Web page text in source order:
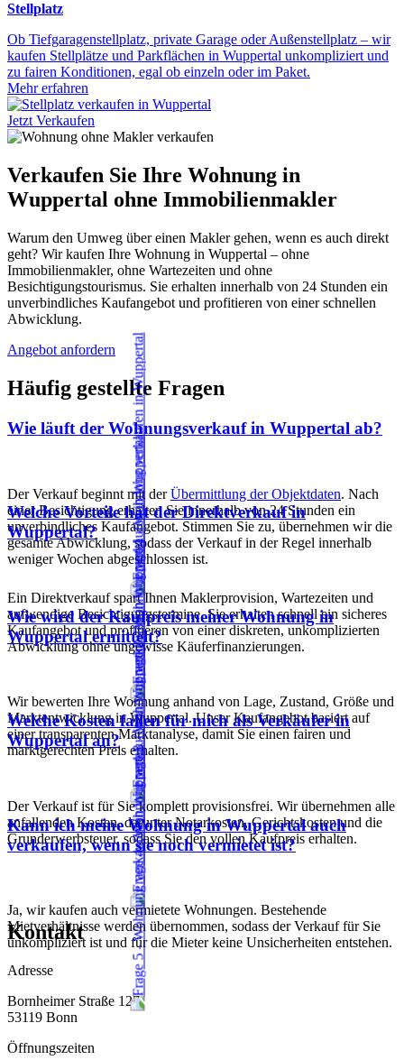
Stellplatz
Ob Tiefgaragenstellplatz, private Garage oder Außenstellplatz – wir
kaufen Stellplätze und Parkflächen in Wuppertal unkompliziert und
zu fairen Konditionen, egal ob einzeln oder im Paket.
Mehr erfahren
Jetzt Verkaufen
Verkaufen Sie Ihre Wohnung in
Wuppertal ohne Immobilienmakler
Warum den Umweg über einen Makler gehen, wenn es auch direkt
geht? Wir kaufen Ihre Wohnung in Wuppertal – ohne
Immobilienmakler, ohne Wartezeiten und ohne
Besichtigungstourismus. Sie erhalten innerhalb von 24 Stunden ein
unverbindliches Kaufangebot und profitieren von einer schnellen
Abwicklung.
Angebot anfordern
Häufig gestellte Fragen
Wie läuft der Wohnungsverkauf in Wuppertal ab?
Der Verkauf beginnt mit derÜbermittlung der Objektdaten. Nach
einer Besichtigung erhalten Sie innerhalb von 24 Stunden ein
unverbindliches Kaufangebot. Stimmen Sie zu, übernehmen wir die
gesamte Abwicklung, sodass der Verkauf in der Regel innerhalb
weniger Wochen abgeschlossen ist.
Welche Vorteile hat der Direktverkauf in
Wuppertal?
Ein Direktverkauf spart Ihnen Maklerprovision, Wartezeiten und
aufwendige Besichtigungstermine. Sie erhalten schnell ein sicheres
Kaufangebot und profitieren von einer diskreten, unkomplizierten
Abwicklung ohne ungewisse Käuferfinanzierungen.
Wie wird der Kaufpreis meiner Wohnung in
Wuppertal ermittelt?
Wir bewerten Ihre Wohnung anhand von Lage, Zustand, Größe und
Marktentwicklung in Wuppertal. Unser Kaufangebot basiert auf
einer transparenten Marktanalyse, damit Sie einen fairen und
marktgerechten Preis erhalten.
Welche Kosten fallen für mich als Verkäufer in
Wuppertal an?
Der Verkauf ist für Sie komplett provisionsfrei. Wir übernehmen alle
anfallenden Kosten, darunter Notarkosten, Gerichtskosten und die
Grunderwerbsteuer, sodass Sie den vollen Kaufpreis erhalten.
Kann ich meine Wohnung in Wuppertal auch
verkaufen, wenn sie noch vermietet ist?
Ja, wir kaufen auch vermietete Wohnungen. Bestehende
Mietverhältnisse werden übernommen, sodass der Verkauf für Sie
unkompliziert ist und für die Mieter keine Unsicherheiten entstehen.
Kontakt
Adresse
Bornheimer Straße 127
53119 Bonn
Öffnungszeiten